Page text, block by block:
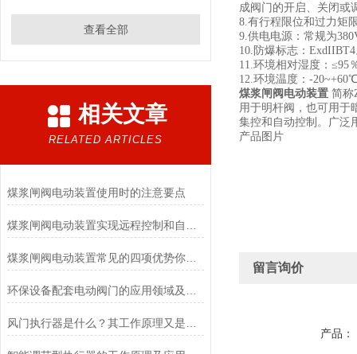
查看全部
相关文章
RELATED ARTICLES
煤浆闸阀电动装置使用时的注意要点
煤浆闸阀电动装置常见的四项优势你知道多少？
成阀门的开启、关闭或
8.有行程限位和过力矩
9.供电电源：常规为
10.防爆标志：
11.环境相对湿度：≤95
12.环境温度：-
煤浆闸阀电动装置 简称
用于明杆阀，也可用于
集控和自动控制。广泛
产品图片
留言询价
产品：